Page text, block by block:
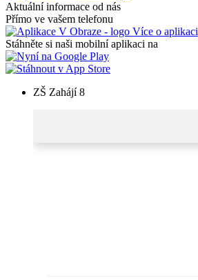
Aktuální informace od nás
Přímo ve vašem telefonu
Více o aplikaci
Stáhněte si naši mobilní aplikaci na
ZŠ Zahájí 8